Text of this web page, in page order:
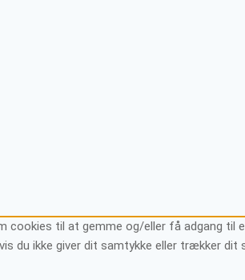
cookies til at gemme og/eller få adgang til
du ikke giver dit samtykke eller trækker